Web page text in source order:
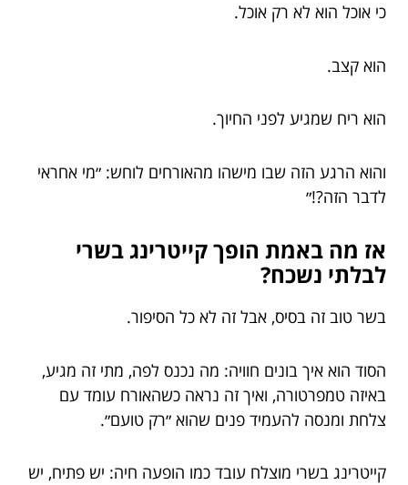
כי אוכל הוא לא רק אוכל.
הוא קצב.
הוא ריח שמגיע לפני החיוך.
והוא הרגע הזה שבו מישהו מהאורחים לוחש: ״מי אחראי
לדבר הזה?!״
אז מה באמת הופך קייטרינג בשרי
לבלתי נשכח?
בשר טוב זה בסיס, אבל זה לא כל הסיפור.
הסוד הוא איך בונים חוויה: מה נכנס לפה, מתי זה מגיע,
באיזה טמפרטורה, ואיך זה נראה כשהאורח עומד עם
צלחת ומנסה להעמיד פנים שהוא ״רק טועם״.
קייטרינג בשרי מוצלח עובד כמו הופעה חיה: יש פתיח, יש